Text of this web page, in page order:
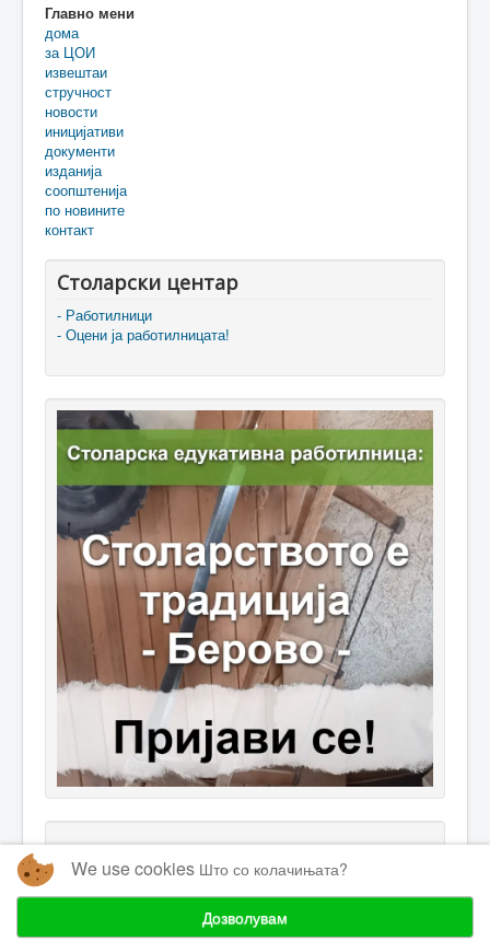
Главно мени
дома
за ЦОИ
извештаи
стручност
новости
иницијативи
документи
изданија
соопштенија
по новините
контакт
Столарски центар
- Работилници
- Оцени ја работилницата!
We use cookies Што со колачињата?
Дозволувам